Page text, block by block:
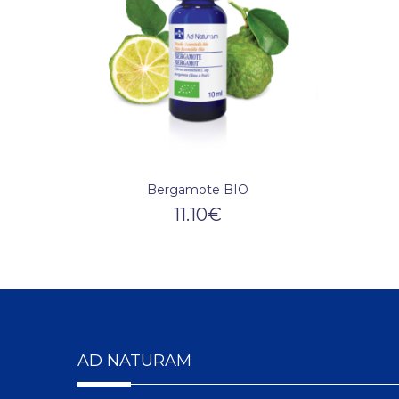
Bergamote BIO
11.10€
AD NATURAM